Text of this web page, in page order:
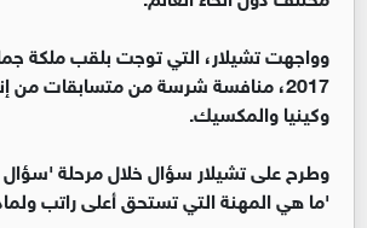
وواجهت تشيلار، التي توجت بلقب ملكة
2017، منافسة شرسة من متسابقات من
وكينيا والمكسيك.
وطرح على تشيلار سؤال خلال مرحلة
'ما هي المهنة التي تستحق أعلى راتب